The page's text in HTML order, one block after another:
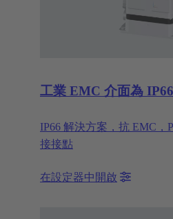
工業 EMC 介面為 IP66
IP66 解決方案，抗 EMC，
接接點
在設定器中開啟